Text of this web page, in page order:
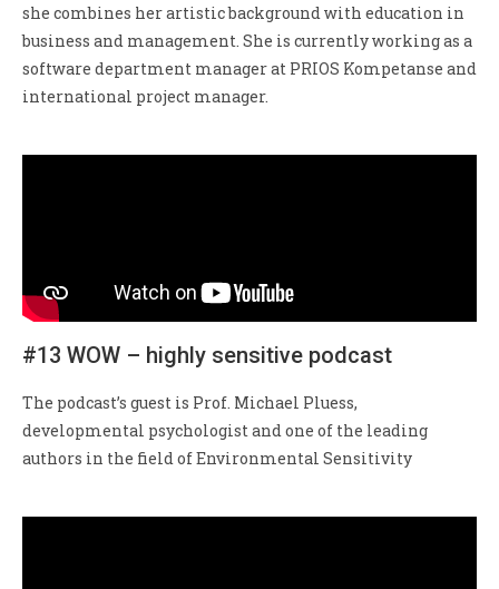
she combines her artistic background with education in
business and management. She is currently working as a
software department manager at PRIOS Kompetanse and
international project manager.
#13 WOW – highly sensitive podcast
The podcast’s guest is Prof. Michael Pluess,
developmental psychologist and one of the leading
authors in the field of Environmental Sensitivity